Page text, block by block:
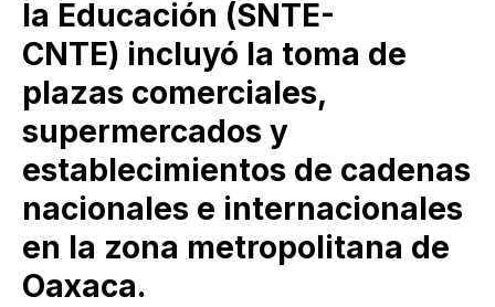
la Educación (SNTE-
CNTE) incluyó la toma de
plazas comerciales,
supermercados y
establecimientos de cadenas
nacionales e internacionales
en la zona metropolitana de
Oaxaca.